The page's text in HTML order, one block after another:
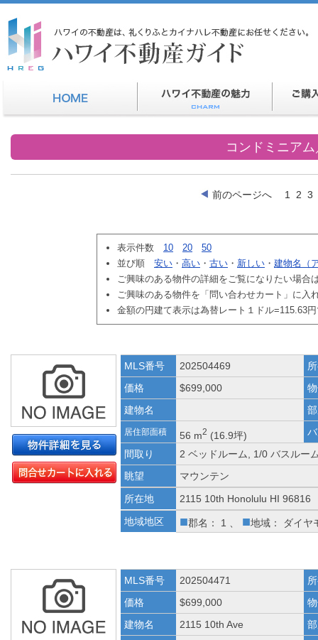
コンドミニア
前のページへ 1 2 3
表示件数 10 20
50
並び順 安い ・ 高い ・ 古い ・ 新しい ・ 建物名（
ご興味のある物件の詳細をご覧になりたい場合
ご興味のある物件を「問い合わせカート」に入
金額の円建て表示は為替レート１ドル=115.63
MLS番号 202504469
価格
$699,000
建物名
居住部面積 56 m2 (16.9坪)
間取り
2 ベッドルーム, 1/0 バスルー
眺望
マウンテン
所在地
2115 10th Honolulu HI 96816
地域地区
■郡名： 1 、 ■地域： ダイヤ
MLS番号 202504471
価格
$699,000
建物名
2115 10th Ave